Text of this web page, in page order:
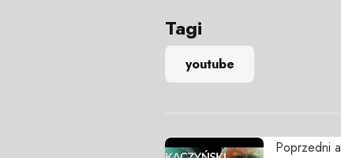
Tagi
youtube
Poprzedni